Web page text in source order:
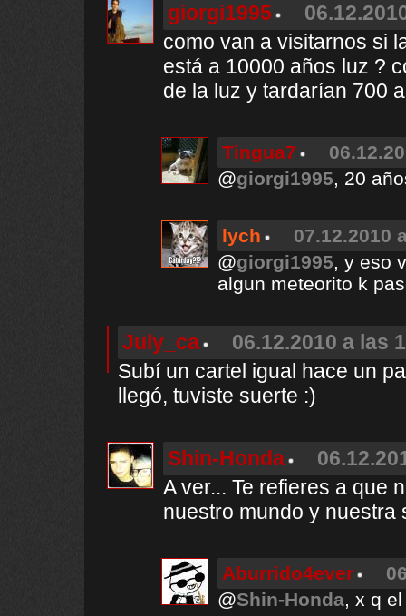
giorgi1995
como van a visitarnos si
está a 10000 años luz ?
de la luz y tardarían 700
Tingua7
@giorgi1995, 20
lych
07.12.2010
@giorgi1995, y eso
algun meteorito k
July_ca
06.12.2010 a las
Subí un cartel igual hace un
llegó, tuviste suerte :)
Shin-Honda
A ver... Te refieres a que
nuestro mundo y
Aburrido4ever
@Shin-Honda, x q